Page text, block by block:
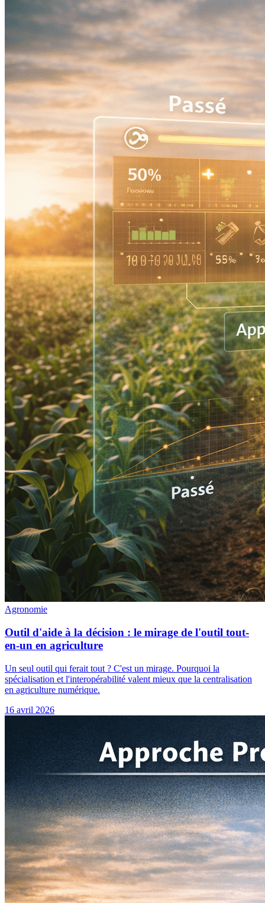
Agronomie
Outil d'aide à la décision : le mirage de l'outil tout-
en-un en agriculture
Un seul outil qui ferait tout ? C'est un mirage. Pourquoi la
spécialisation et l'interopérabilité valent mieux que la centralisation
en agriculture numérique.
16 avril 2026